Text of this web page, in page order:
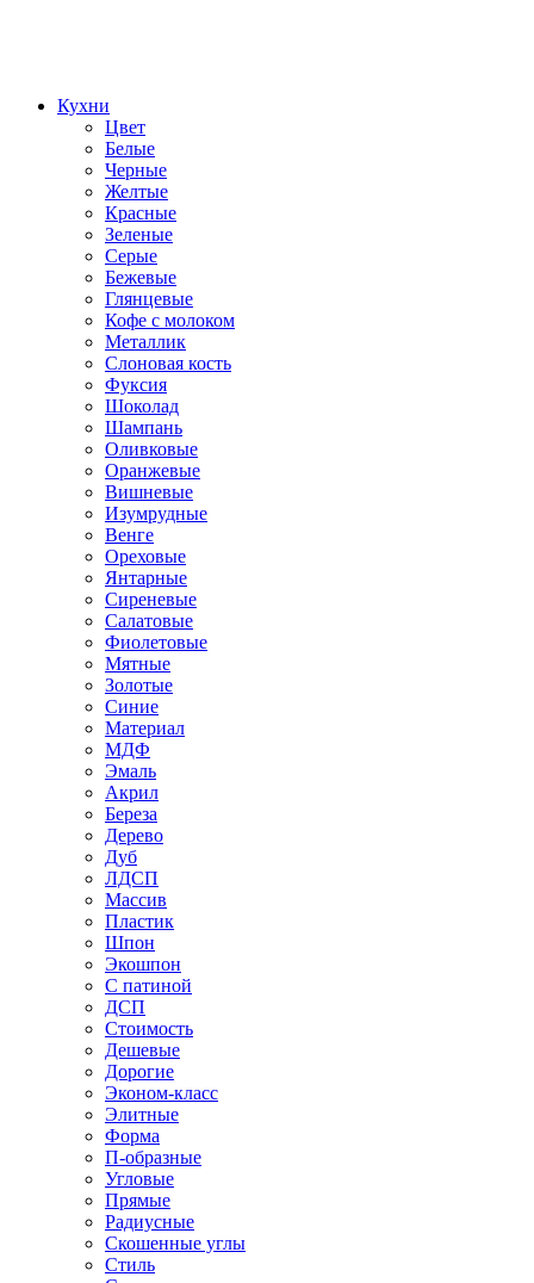
Кухни
Цвет
Белые
Черные
Желтые
Красные
Зеленые
Серые
Бежевые
Глянцевые
Кофе с молоком
Металлик
Слоновая кость
Фуксия
Шоколад
Шампань
Оливковые
Оранжевые
Вишневые
Изумрудные
Венге
Ореховые
Янтарные
Сиреневые
Салатовые
Фиолетовые
Мятные
Золотые
Синие
Материал
МДФ
Эмаль
Акрил
Береза
Дерево
Дуб
ЛДСП
Массив
Пластик
Шпон
Экошпон
С патиной
ДСП
Стоимость
Дешевые
Дорогие
Эконом-класс
Элитные
Форма
П-образные
Угловые
Прямые
Радиусные
Скошенные углы
Стиль